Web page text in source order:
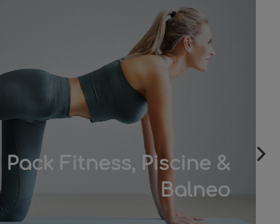
Pack Fitness, Piscine &
Balneo